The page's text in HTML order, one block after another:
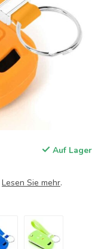
Auf Lager
Lesen Sie mehr.